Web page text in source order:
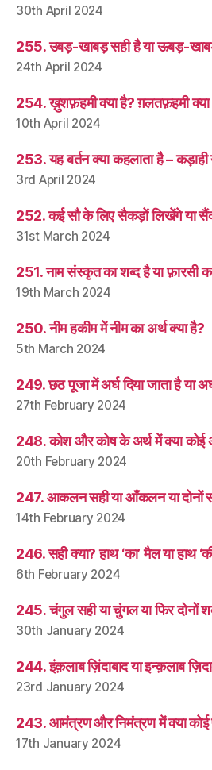
30th April 2024
255. उबड़-खाबड़ सही है या ऊबड़-
24th April 2024
254. ख़ुशफ़हमी क्या है? ग़लतफ़हमी क्या
10th April 2024
253. यह बर्तन क्या कहलाता है – कड़ाही
3rd April 2024
252. कई सौ के लिए सैकड़ों लिखेंगे या
31st March 2024
251. नाम संस्कृत का शब्द है या फ़ारसी
19th March 2024
250. नीम हकीम में नीम का अर्थ क्या है?
5th March 2024
249. छठ पूजा में अर्घ दिया जाता है या
27th February 2024
248. कोश और कोष के अर्थ में क्या कोई
20th February 2024
247. आकलन सही या आँकलन या दोनों
14th February 2024
246. सही क्या? हाथ ‘का’ मैल या हाथ
6th February 2024
245. चंगुल सही या चुंगल या फिर दोनों
30th January 2024
244. इंक़लाब ज़िंदाबाद या इन्क़लाब
23rd January 2024
243. आमंत्रण और निमंत्रण में क्या कोई
17th January 2024